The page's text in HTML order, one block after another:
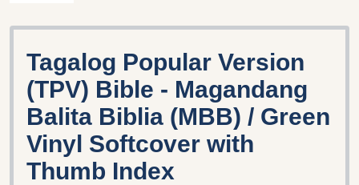
Tagalog Popular Version
(TPV) Bible - Magandang
Balita Biblia (MBB) / Green
Vinyl Softcover with
Thumb Index